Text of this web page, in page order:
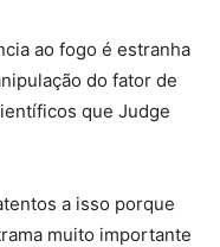
ao fogo é estranha
do fator de
que Judge
a isso porque
muito importante